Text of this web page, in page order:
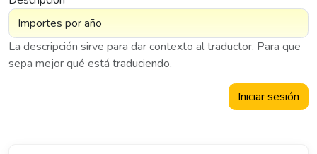
La descripción sirve para dar contexto al traductor. Para que
sepa mejor qué está traduciendo.
Iniciar sesión